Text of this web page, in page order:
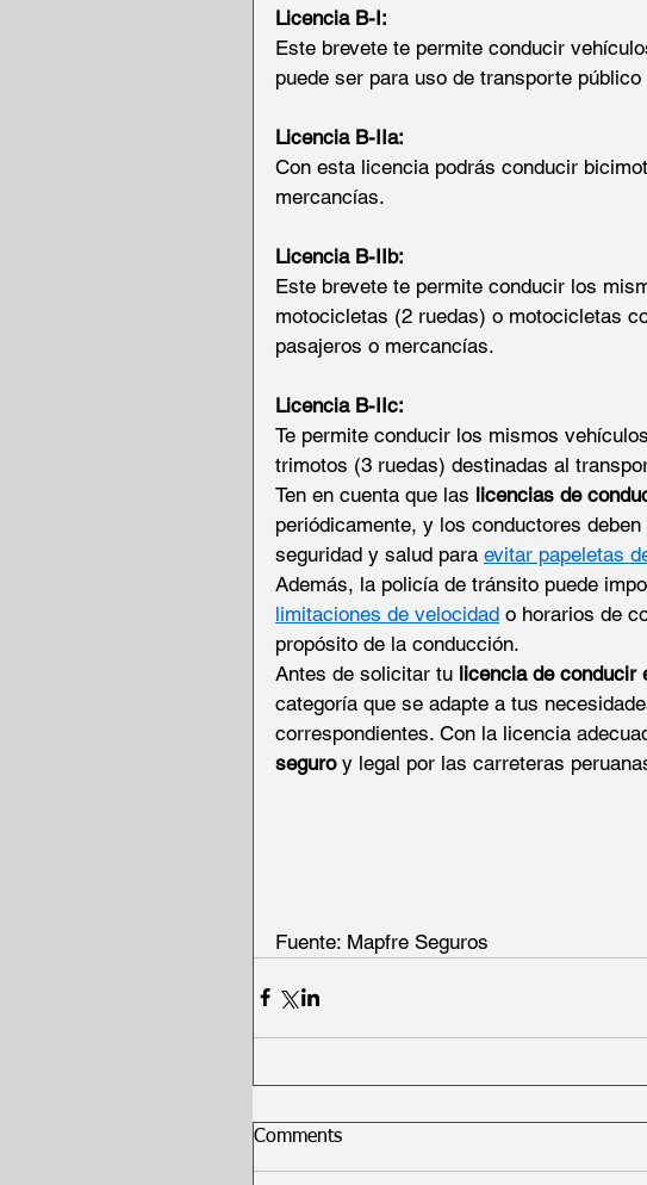
Licencia B-I:
Este brevete te permite conducir
puede ser para uso de transporte
Licencia B-IIa:
Con esta licencia podrás conducir
mercancías.
Licencia B-IIb:
Este brevete te permite conducir los
motocicletas (2 ruedas) o motocicletas
pasajeros o mercancías.
Licencia B-IIc:
Te permite conducir los mismos
trimotos (3 ruedas) destinadas al
Ten en cuenta que las licencias de
periódicamente, y los conductores
seguridad y salud para evitar papeletas
Además, la policía de tránsito puede
limitaciones de velocidad o horarios de
propósito de la conducción.
Antes de solicitar tu licencia de conducir
categoría que se adapte a tus
correspondientes. Con la licencia
seguro y legal por las carreteras
Fuente: Mapfre Seguros
Comments